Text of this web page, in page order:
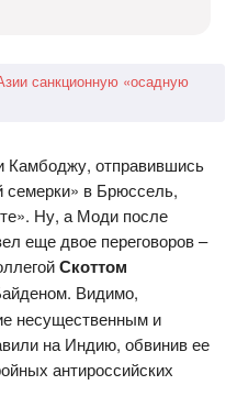
санкционную «осадную
Камбоджу, отправившись
семерки» в Брюссель,
Ну, а Моди после
еще двое переговоров –
Скоттом
Видимо,
несущественным и
на Индию, обвинив ее
антироссийских